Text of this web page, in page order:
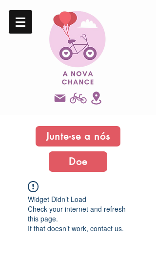
Junte-se a nós
Doe
Widget Didn’t Load
Check your internet and refresh
this page.
If that doesn’t work, contact us.